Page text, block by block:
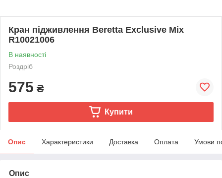
Кран підживлення Beretta Exclusive Mix
R10021006
В наявності
Роздріб
575 ₴
Купити
Опис Характеристики Доставка Оплата Умови
Опис